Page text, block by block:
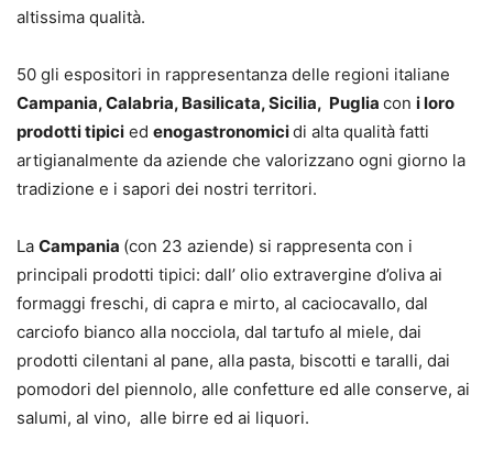
altissima qualità.
50 gli espositori in rappresentanza delle regioni italiane
Campania, Calabria, Basilicata, Sicilia, Puglia con iloro
prodotti tipici ed enogastronomicidi alta qualità fatti
artigianalmente da aziende che valorizzano ogni giorno la
tradizione e i sapori dei nostri territori.
La Campania (con 23 aziende) si rappresenta con i
principali prodotti tipici: dall’ olio extravergine d’oliva ai
formaggi freschi, di capra e mirto, al caciocavallo, dal
carciofo bianco alla nocciola, dal tartufo al miele, dai
prodotti cilentani al pane, alla pasta, biscotti e taralli, dai
pomodori del piennolo, alle confetture ed alle conserve, ai
salumi, al vino, alle birre ed ai liquori.